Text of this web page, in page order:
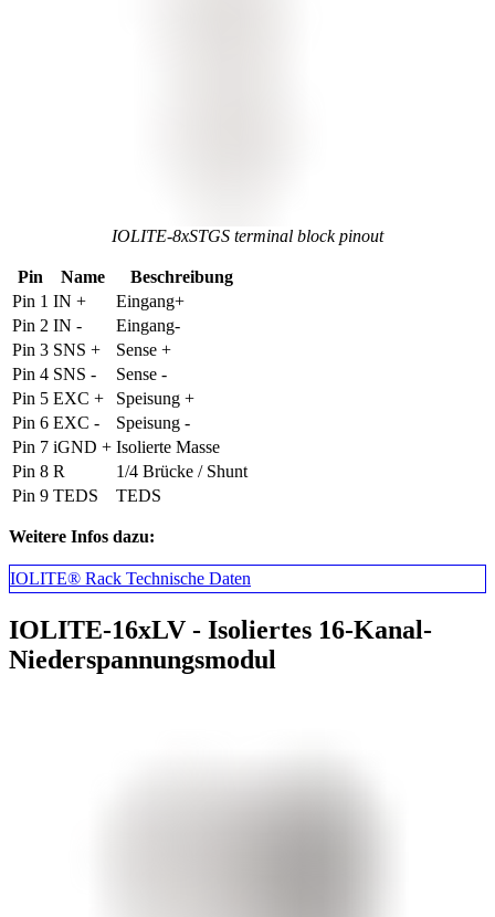
IOLITE-8xSTGS terminal block pinout
Pin Name
Beschreibung
Pin 1 IN +
Eingang+
Pin 2 IN -
Eingang-
Pin 3 SNS +
Sense +
Pin 4 SNS -
Sense -
Pin 5 EXC +
Speisung +
Pin 6 EXC -
Speisung -
Pin 7 iGND + Isolierte Masse
Pin 8 R
1/4 Brücke / Shunt
Pin 9 TEDS TEDS
Weitere Infos dazu:
IOLITE® Rack Technische Daten
IOLITE-16xLV - Isoliertes 16-Kanal-
Niederspannungsmodul